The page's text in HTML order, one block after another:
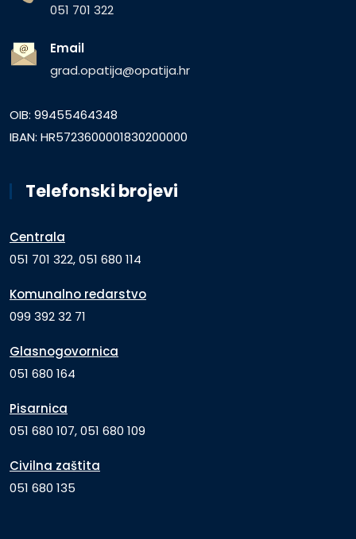
051 701 322
Email
grad.opatija@opatija.hr
OIB: 99455464348
IBAN: HR5723600001830200000
Telefonski brojevi
Centrala
051 701 322, 051 680 114
Komunalno redarstvo
099 392 32 71
Glasnogovornica
051 680 164
Pisarnica
051 680 107, 051 680 109
Civilna zaštita
051 680 135